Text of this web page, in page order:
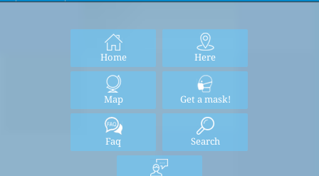
Home Here
Map Get a mask!
Faq Search